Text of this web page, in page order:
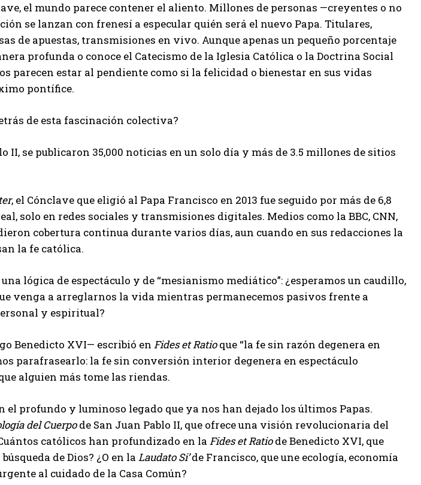
el mundo parece contener el aliento. Millones de personas —creyentes o no
se lanzan con frenesí a especular quién será el nuevo Papa. Titulares,
de apuestas, transmisiones en vivo. Aunque apenas un pequeño porcentaje
profunda o conoce el Catecismo de la Iglesia Católica o la Doctrina Social
parecen estar al pendiente como si la felicidad o bienestar en sus vidas
pontífice.
de esta fascinación colectiva?
II, se publicaron 35,000 noticias en un solo día y más de 3.5 millones de sitios
, el Cónclave que eligió al Papa Francisco en 2013 fue seguido por más de 6,8
solo en redes sociales y transmisiones digitales. Medios como la BBC, CNN,
cobertura continua durante varios días, aun cuando en sus redacciones la
la fe católica.
lógica de espectáculo y de “mesianismo mediático”: ¿esperamos un caudillo,
venga a arreglarnos la vida mientras permanecemos pasivos frente a
y espiritual?
Benedicto XVI— escribió en Fides et Ratioque “la fe sin razón degenera en
parafrasearlo: la fe sin conversión interior degenera en espectáculo
alguien más tome las riendas.
el profundo y luminoso legado que ya nos han dejado los últimos Papas.
del Cuerpode San Juan Pablo II, que ofrece una visión revolucionaria del
católicos han profundizado en la Fides et Ratiode Benedicto XVI, que
de Dios? ¿O en la Laudato Si’de Francisco, que une ecología, economía
al cuidado de la Casa Común?